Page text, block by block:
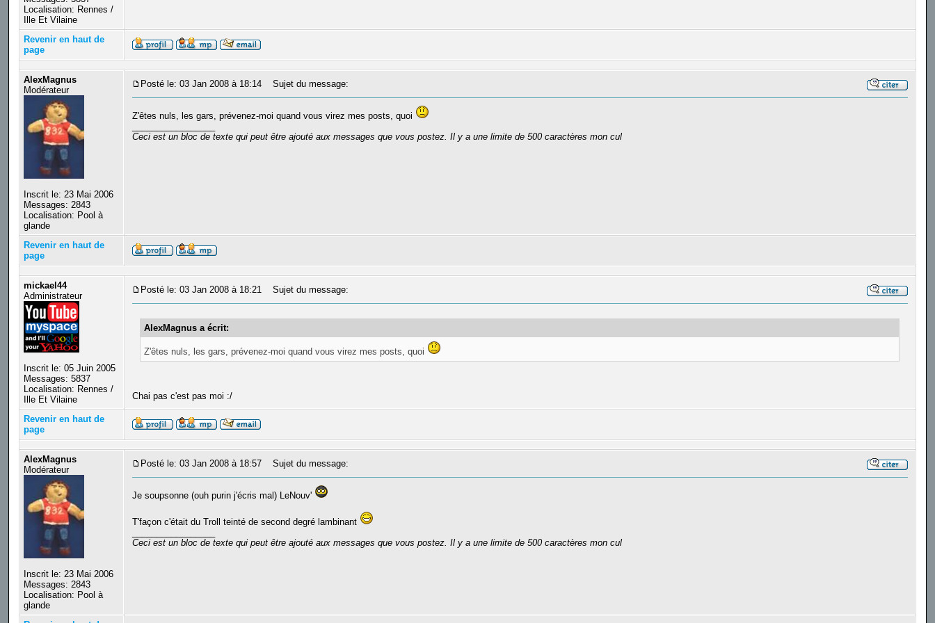
Localisation: Rennes /
Ille Et Vilaine
Revenir en haut de
page
AlexMagnus
Modérateur
Inscrit le: 23 Mai 2006
Messages: 2843
Localisation: Pool à
glande
Posté le: 03 Jan 2008 à 18:14 Sujet du message:
Z'êtes nuls, les gars, prévenez-moi quand vous virez mes posts, quoi
Ceci est un bloc de texte qui peut être ajouté aux messages que vous postez. Il y a une limite de 500 caractères mon cul
Revenir en haut de
page
mickael44
Administrateur
Inscrit le: 05 Juin 2005
Messages: 5837
Localisation: Rennes /
Ille Et Vilaine
Posté le: 03 Jan 2008 à 18:21 Sujet du message:
AlexMagnus a écrit:
Z'êtes nuls, les gars, prévenez-moi quand vous virez mes posts, quoi
Chai pas c'est pas moi :/
Revenir en haut de
page
AlexMagnus
Modérateur
Inscrit le: 23 Mai 2006
Messages: 2843
Localisation: Pool à
glande
Posté le: 03 Jan 2008 à 18:57 Sujet du message:
Je soupsonne (ouh purin j'écris mal) LeNouv'
T'façon c'était du Troll teinté de second degré lambinant
Ceci est un bloc de texte qui peut être ajouté aux messages que vous postez. Il y a une limite de 500 caractères mon cul